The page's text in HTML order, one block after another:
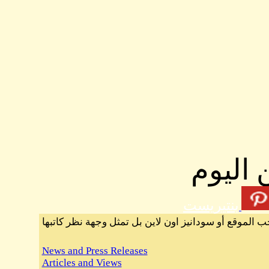
اليوم
بنتيريست
الموقع أو سودانيز اون لاين بل تمثل وجهة نظر كاتبها
News and Press Releases
Articles and Views